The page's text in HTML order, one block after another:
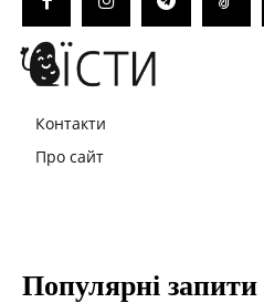
Контакти
Про сайт
Популярні запити